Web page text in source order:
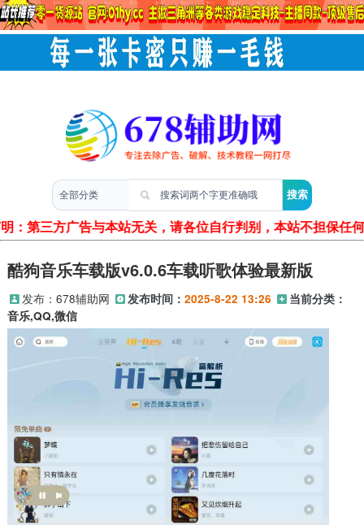
明：第三方广告与本站无关，请各位自行判别，本站不担保
酷狗音乐车载版v6.0.6车载听歌体验最新版
发布： 678辅助网 发布时间： 2025-8-22 13:26
当前分类：
音乐,QQ,微信